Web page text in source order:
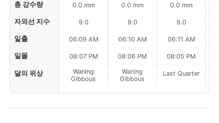
총 강수량
자외선 지수
일출
일몰
달의 위상
0.0 mm
9.0
06:09 AM
08:07 PM
Waning
Gibbous
0.0 mm
9.0
06:10 AM
08:06 PM
Waning
Gibbous
0.0 mm
9.0
06:11 AM
08:05 PM
Last Quarter